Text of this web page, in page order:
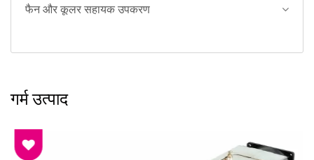
फैन और कूलर सहायक उपकरण
गर्म उत्पाद